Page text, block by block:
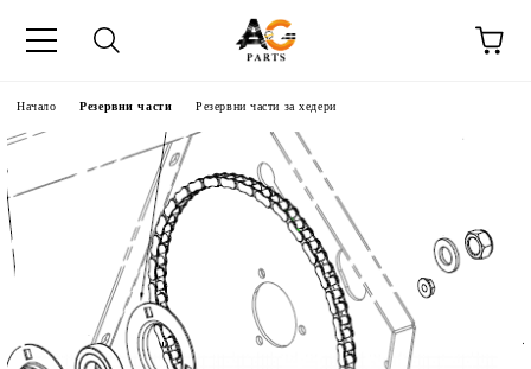
Начало Резервни части Резервни части за хедери